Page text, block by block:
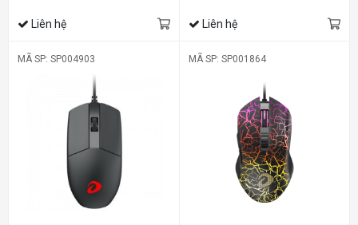
Liên hệ Liên hệ
MÃ SP: SP004903 MÃ SP: SP001864